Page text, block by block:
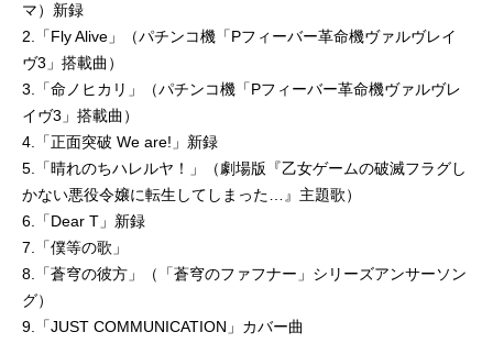
マ）新録
2.「Fly Alive」（パチンコ機「Pフィーバー革命機ヴァルヴレイ
ヴ3」搭載曲）
3.「命ノヒカリ」（パチンコ機「Pフィーバー革命機ヴァルヴレ
イヴ3」搭載曲）
4.「正面突破 We are!」新録
5.「晴れのちハレルヤ！」（劇場版『乙女ゲームの破滅フラグし
かない悪役令嬢に転生してしまった…』主題歌）
6.「Dear T」新録
7.「僕等の歌」
8.「蒼穹の彼方」（「蒼穹のファフナー」シリーズアンサーソン
グ）
9.「JUST COMMUNICATION」カバー曲